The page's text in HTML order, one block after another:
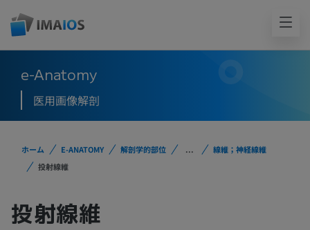
e-Anatomy
医用画像解剖
ホーム E-ANATOMY 解剖学的部位 ...
線維；神経線維
投射線維
投射線維